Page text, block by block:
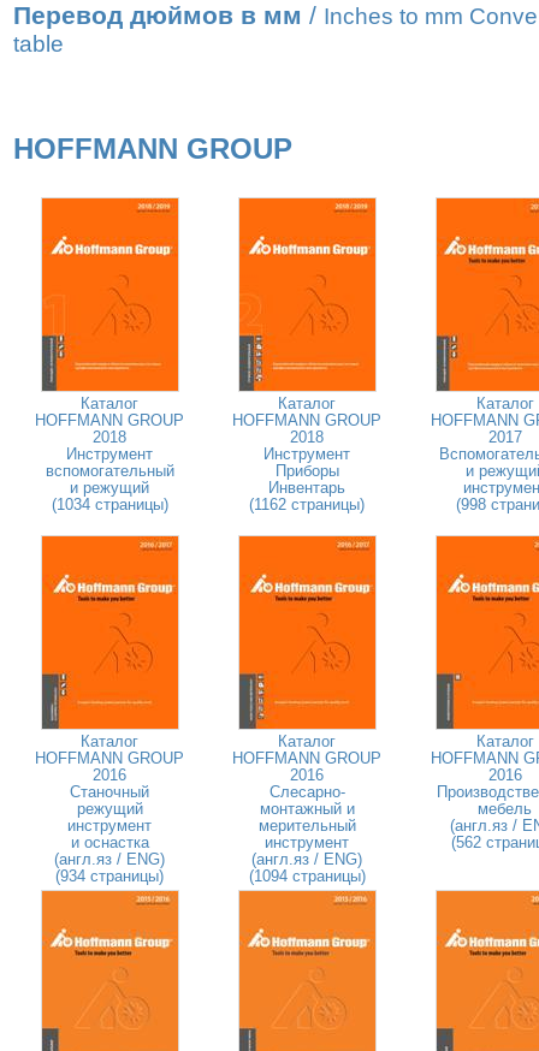
Перевод дюймов в мм / Inches to mm
table
HOFFMANN GROUP
Каталог
HOFFMANN GROUP
2018
Инструмент
вспомогательный
и режущий
(1034 страницы)
Каталог
HOFFMANN GROUP
2018
Инструмент
Приборы
Инвентарь
(1162 страницы)
Каталог
HOFFMANN
2017
и
(998
Каталог
HOFFMANN GROUP
2016
Станочный
режущий
инструмент
и оснастка
(англ.яз / ENG)
(934 страницы)
Каталог
HOFFMANN GROUP
2016
Слесарно-
монтажный и
мерительный
инструмент
(англ.яз / ENG)
(1094 страницы)
Каталог
HOFFMANN
2016
мебель
(англ.яз /
(562